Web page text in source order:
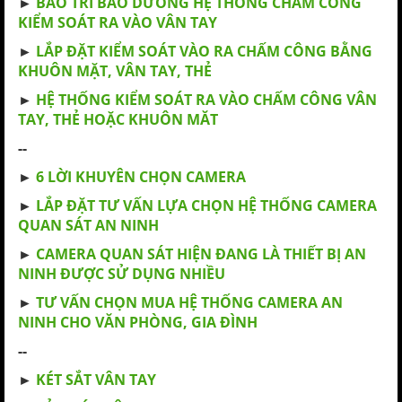
KIỂM SOÁT RA VÀO VÂN TAY
► LẮP ĐẶT KIỂM SOÁT VÀO RA CHẤM CÔNG BẰNG
KHUÔN MẶT, VÂN TAY, THẺ
► HỆ THỐNG KIỂM SOÁT RA VÀO CHẤM CÔNG VÂN
TAY, THẺ HOẶC KHUÔN MĂT
--
► 6 LỜI KHUYÊN CHỌN CAMERA
► LẮP ĐẶT TƯ VẤN LỰA CHỌN HỆ THỐNG CAMERA
QUAN SÁT AN NINH
► CAMERA QUAN SÁT HIỆN ĐANG LÀ THIẾT BỊ AN
NINH ĐƯỢC SỬ DỤNG NHIỀU
► TƯ VẤN CHỌN MUA HỆ THỐNG CAMERA AN
NINH CHO VĂN PHÒNG, GIA ĐÌNH
--
► KÉT SẮT VÂN TAY